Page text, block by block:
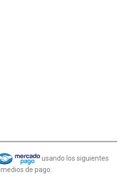
usando los siguientes
medios de pago: